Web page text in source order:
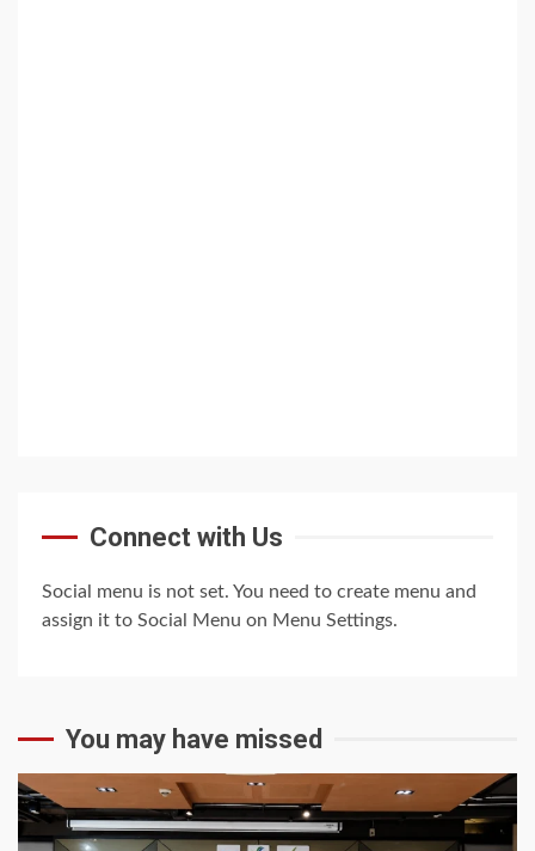
Connect with Us
Social menu is not set. You need to create menu and
assign it to Social Menu on Menu Settings.
You may have missed